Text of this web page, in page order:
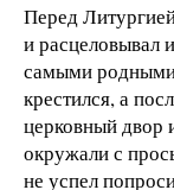
Перед
и расцеловывал
самыми
крестился, а
церковный двор
окружали с
не успел